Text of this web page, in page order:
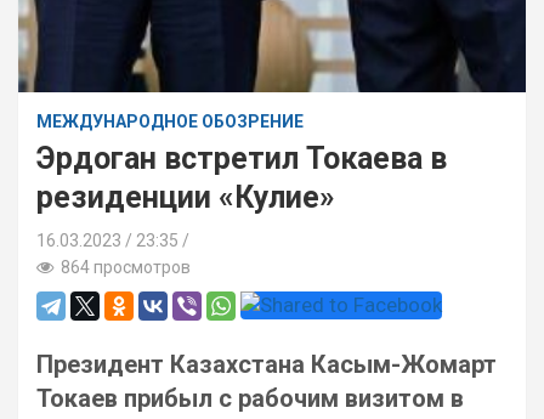
МЕЖДУНАРОДНОЕ ОБОЗРЕНИЕ
Эрдоган встретил Токаева в
резиденции «Кулие»
16.03.2023
23:35 /
864 просмотров
Президент Казахстана Касым-Жомарт
Токаев прибыл с рабочим визитом в